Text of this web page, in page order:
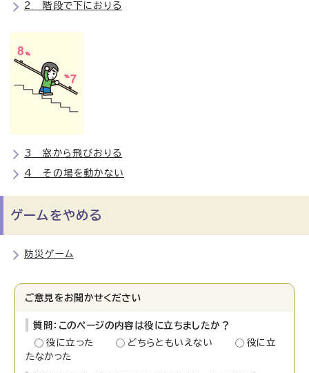
2 階段で下におりる
3 窓から飛びおりる
4 その場を動かない
ゲームをやめる
防災ゲーム
ご意見をお聞かせください
質問：このページの内容は役に立ちましたか？
役に立った
どちらともいえない
役に立
たなかった